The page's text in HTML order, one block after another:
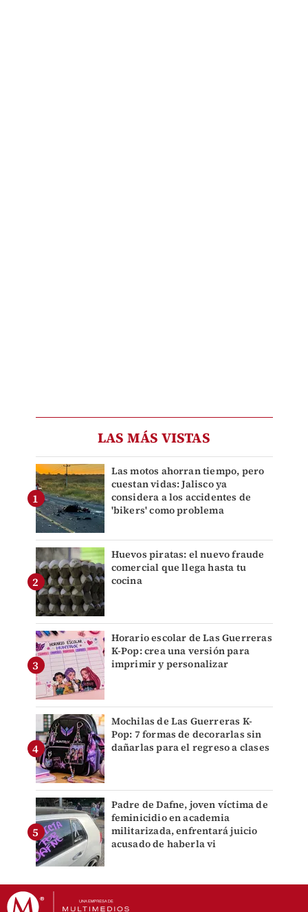
LAS MÁS VISTAS
Las motos ahorran tiempo, pero
cuestan vidas: Jalisco ya
considera a los accidentes de
'bikers' como problema
Huevos piratas: el nuevo fraude
comercial que llega hasta tu
cocina
Horario escolar de Las Guerreras
K-Pop: crea una versión para
imprimir y personalizar
Mochilas de Las Guerreras K-
Pop: 7 formas de decorarlas sin
dañarlas para el regreso a clases
Padre de Dafne, joven víctima de
feminicidio en academia
militarizada, enfrentará juicio
acusado de haberla vi